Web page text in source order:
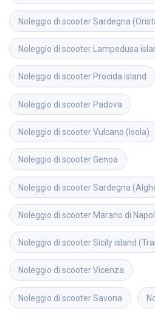
Noleggio di scooterSardegna
Noleggio di scooter Lampedusa
Noleggio di scooter Procida island
Noleggio di scooter Padova
Noleggio di scooterVulcano (Isola)
Noleggio di scooterGenoa
Noleggio di scooterSardegna
Noleggio di scooter Marano di
Noleggio di scooterSicily island
Noleggio di scooterVicenza
Noleggio di scooterSavona